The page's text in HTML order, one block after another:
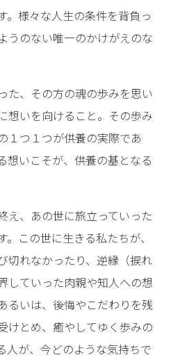
。様々な人生の条件を背負っ
うのない唯一のかけがえのな
た、その方の魂の歩みを思い
想いを向けること。その歩み
１つ１つが供養の実際であ
想いこそが、供養の基となる
え、あの世に旅立っていった
この世に生きる私たちが、
切れなかったり、逆縁（捩れ
していった肉親や知人への想
るいは、後悔やこだわりを残
けとめ、癒やしてゆく歩みの
人が、今どのような気持ちで